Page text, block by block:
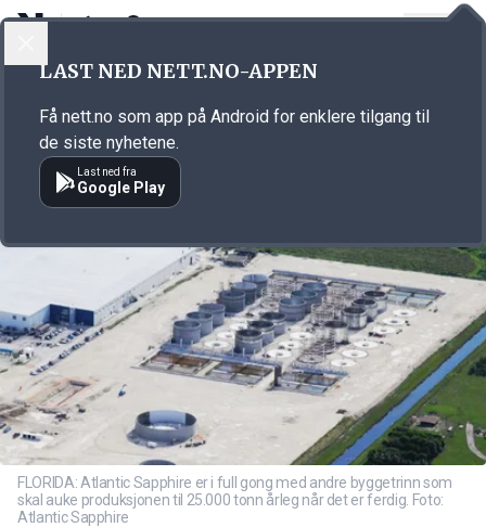
Annonsørinnhold
FLORIDA: Atlantic Sapphire er i full gong med andre byggetrinn som
skal auke produksjonen til 25.000 tonn årleg når det er ferdig. Foto:
Atlantic Sapphire
LAST NED NETT.NO-APPEN
Få nett.no som app på Android for enklere tilgang til
de siste nyhetene.
Last ned fra
Google Play